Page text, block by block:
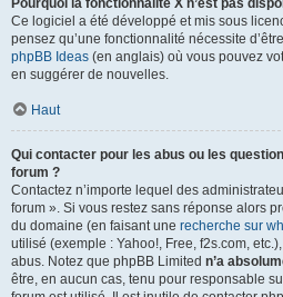
Pourquoi la fonctionnalité X n’est pas
Ce logiciel a été développé et mis sous
pensez qu’une fonctionnalité nécessite
phpBB Ideas (en anglais) où vous pouvez
en suggérer de nouvelles.
Haut
Qui contacter pour les abus ou les
forum ?
Contactez n’importe lequel des
forum ». Si vous restez sans réponse alors
du domaine (en faisant une recherche sur
utilisé (exemple : Yahoo!, Free, f2s.com,
abus. Notez que phpBB Limited n’a
être, en aucun cas, tenu pour responsable